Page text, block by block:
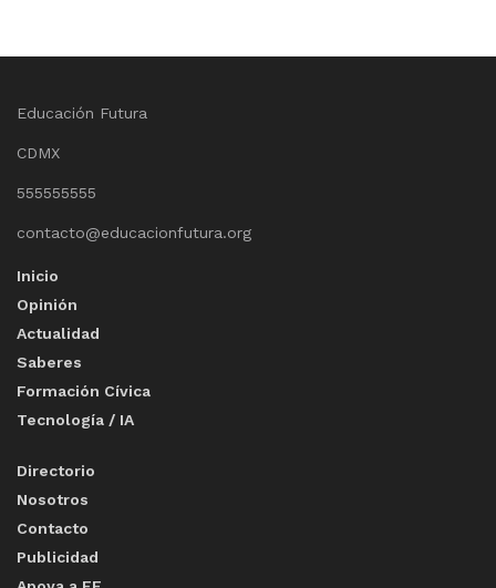
Educación Futura
CDMX
555555555
contacto@educacionfutura.org
Inicio
Opinión
Actualidad
Saberes
Formación Cívica
Tecnología / IA
Directorio
Nosotros
Contacto
Publicidad